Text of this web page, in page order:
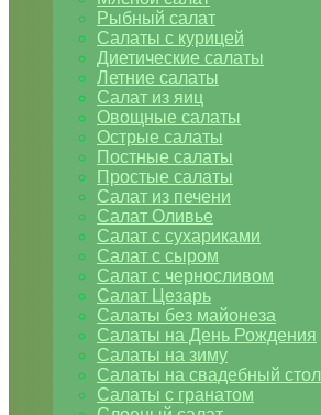
Рыбный салат
Салаты с курицей
Диетические салаты
Летние салаты
Салат из яиц
Овощные салаты
Острые салаты
Постные салаты
Простые салаты
Салат из печени
Салат Оливье
Салат с сухариками
Салат с сыром
Салат с черносливом
Салат Цезарь
Салаты без майонеза
Салаты на День Рождения
Салаты на зиму
Салаты на свадебный стол
Салаты с гранатом